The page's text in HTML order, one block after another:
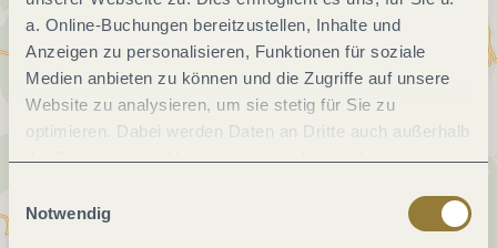
a. Online-Buchungen bereitzustellen, Inhalte und
Anzeigen zu personalisieren, Funktionen für soziale
Medien anbieten zu können und die Zugriffe auf unsere
Website zu analysieren, um sie stetig für Sie zu
optimieren. Dabei werden Daten an Dritte auch außerhalb
der Europäischen Union weitergegeben und dort
jederzeit widerrufen werden. Mit der Auswahl "Alle
ablehnen" kann es zu Beeinträchtigungen in der Nutzung
Notwendig